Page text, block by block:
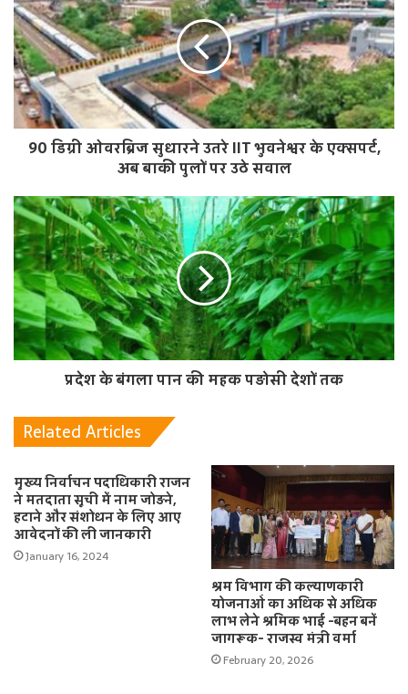
i
t
e
90 डिग्री ओवरब्रिज सुधारने उतरे IIT भुवनेश्वर के एक्सपर्ट,
अब बाकी पुलों पर उठे सवाल
प्रदेश के बंगला पान की महक पड़ोसी देशों तक
Related Articles
मुख्य निर्वाचन पदाधिकारी राजन
ने मतदाता सूची में नाम जोड़ने,
हटाने और संशोधन के लिए आए
आवेदनों की ली जानकारी
January 16, 2024
श्रम विभाग की कल्याणकारी
योजनाओं का अधिक से अधिक
लाभ लेने श्रमिक भाई -बहन बनें
जागरूक- राजस्व मंत्री वर्मा
February 20, 2026